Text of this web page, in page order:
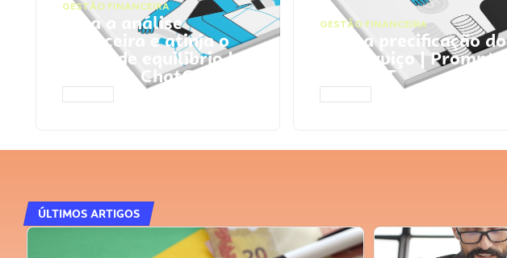
GESTÃO FINANCEIRA
Faça a análise
financeira e atinja o
ponto de equilíbrio |
Prompts ChatGPT
GESTÃO FINANCEIRA
Faça a precificação do
seu serviço | Prompts
ChatGPT
ÚLTIMOS ARTIGOS